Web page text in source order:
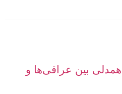
بین عراقی‌ها و